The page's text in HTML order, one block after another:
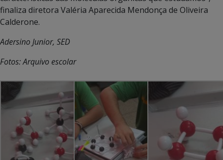
finaliza diretora Valéria Aparecida Mendonça de Oliveira
Calderone.
Adersino Junior, SED
Fotos: Arquivo escolar